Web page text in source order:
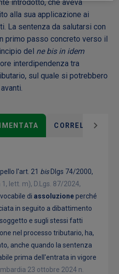
introdotto, che aveva
alla sua applicazione ai
La sentenza da salutarsi con
primo passo concreto verso il
del ne bis in idem
interdipendenza tra
sul quale si potrebbero
CORRELAZIONI
l'art. 21 bisDlgs 74/2000,
lett. m), D.Lgs. 87/2024,
di assoluzioneperché
in seguito a dibattimento
e sugli stessi fatti
nel processo tributario, ha,
anche quando la sentenza
prima dell'entrata in vigore
23 ottobre 2024 n.